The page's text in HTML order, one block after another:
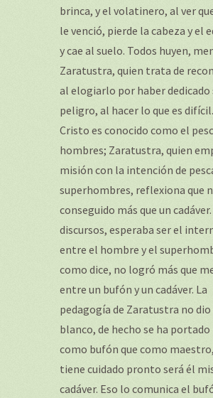
brinca, y el volatinero, al ver
le venció, pierde la cabeza y el
y cae al suelo. Todos huyen,
Zaratustra, quien trata de
al elogiarlo por haber dedicado
peligro, al hacer lo que es difícil.
Cristo es conocido como el
hombres; Zaratustra, quien
misión con la intención de
superhombres, reflexiona que
conseguido más que un cadáver.
discursos, esperaba ser el
entre el hombre y el
como dice, no logró más que
entre un bufón y un cadáver. La
pedagogía de Zaratustra no dio
blanco, de hecho se ha portado
como bufón que como
tiene cuidado pronto será él
cadáver. Eso lo comunica el